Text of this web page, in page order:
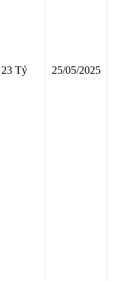
23 Tỷ 25/05/2025